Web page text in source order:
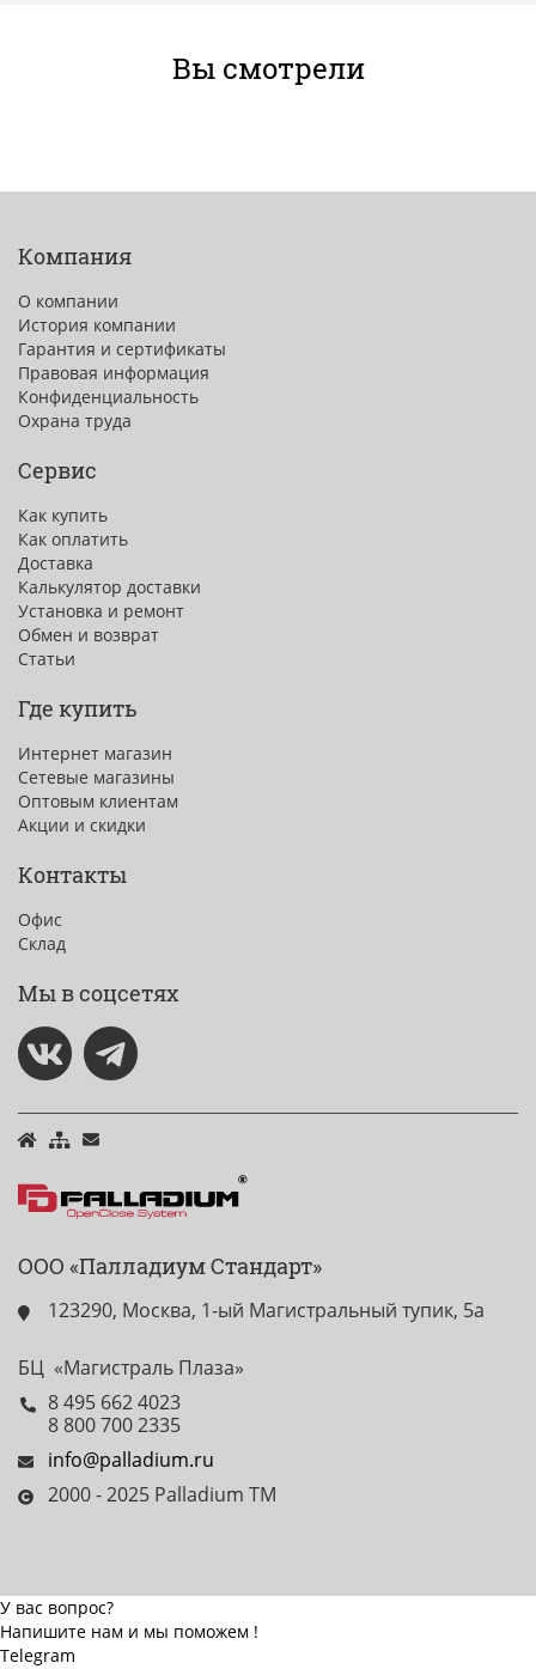
Вы смотрели
Компания
О компании
История компании
Гарантия и сертификаты
Правовая информация
Конфиденциальность
Охрана труда
Сервис
Как купить
Как оплатить
Доставка
Калькулятор доставки
Установка и ремонт
Обмен и возврат
Статьи
Где купить
Интернет магазин
Сетевые магазины
Оптовым клиентам
Акции и скидки
Контакты
Офис
Склад
Мы в соцсетях
ООО «Палладиум Стандарт»
123290, Москва, 1-ый Магистральный тупик, 5а
БЦ «Магистраль Плаза»
8 495 662 4023
8 800 700 2335
info@palladium.ru
2000 - 2025 Palladium TM
У вас вопрос?
Напишите нам и мы поможем !
Telegram